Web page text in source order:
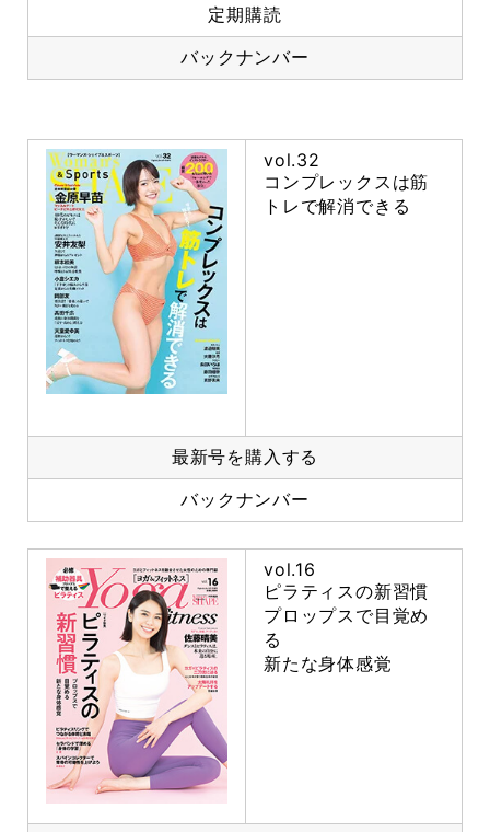
定期購読
バックナンバー
vol.32
コンプレックスは筋
トレで解消できる
最新号を購入する
バックナンバー
vol.16
ピラティスの新習慣
プロップスで目覚め
る
新たな身体感覚